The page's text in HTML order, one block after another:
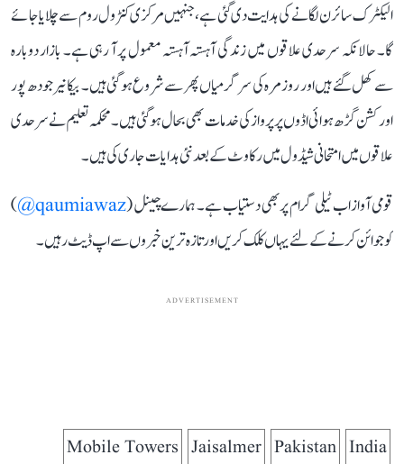
الیکٹرک سائرن لگانے کی ہدایت دی گئی ہے، جنہیں مرکزی کنٹرول روم سے چلایا جائے
گا۔ حالانکہ سرحدی علاقوں میں زندگی آہستہ آہستہ معمول پر آ رہی ہے۔ بازار دوبارہ
سے کھل گئے ہیں اور روزمرہ کی سرگرمیاں پھر سے شروع ہو گئی ہیں۔ بیکانیر جودھ پور
اور کشن گڑھ ہوائی اڈوں پر پرواز کی خدمات بھی بحال ہو گئی ہیں۔ محکمہ تعلیم نے سرحدی
علاقوں میں امتحانی شیڈول میں رکاوٹ کے بعد نئی ہدایات جاری کی ہیں۔
قومی آواز اب ٹیلی گرام پر بھی دستیاب ہے۔ ہمارے چینل (qaumiawaz@
)
کو جوائن کرنے کے لئے یہاں کلک کریں اور تازہ ترین خبروں سے اپ ڈیٹ رہیں۔
ADVERTISEMENT
India
Pakistan
Jaisalmer
Mobile Towers